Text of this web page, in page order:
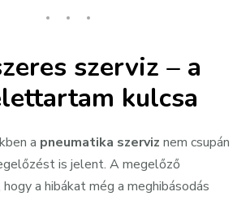
szerviz – a
kulcsa
a pneumatika szerviz nem csupán
is jelent. A megelőző
a hibákat még a meghibásodás